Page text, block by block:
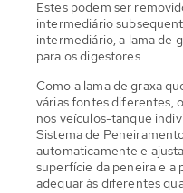
Estes podem ser
intermediário
intermediário, a lama de
para os digestores.
Como a lama de graxa
várias fontes diferentes,
nos veículos-tanque
Sistema de
automaticamente e
superfície da peneira e a
adequar às diferentes